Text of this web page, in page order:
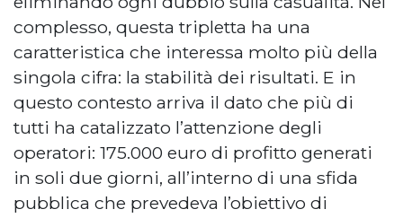
complesso, questa tripletta ha una
caratteristica che interessa molto più della
singola cifra: la stabilità dei risultati. E in
questo contesto arriva il dato che più di
tutti ha catalizzato l’attenzione degli
operatori: 175.000 euro di profitto generati
in soli due giorni, all’interno di una sfida
pubblica che prevedeva l’obiettivo di